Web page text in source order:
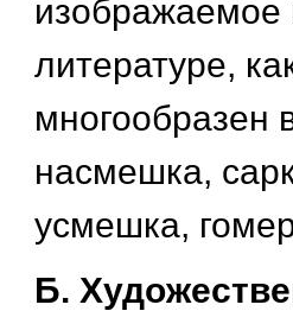
изображаемое
литературе,
многообразен
насмешка,
усмешка,
Б.